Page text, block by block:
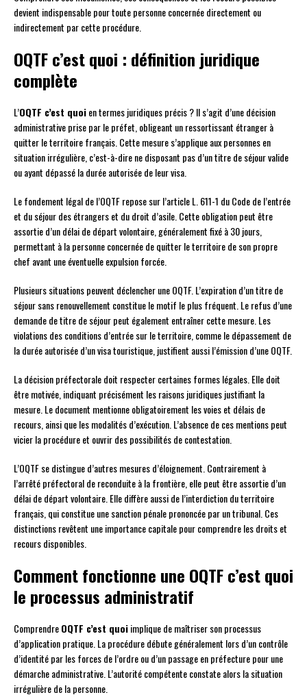
devient indispensable pour toute personne concernée directement ou
indirectement par cette procédure.
OQTF c’est quoi : définition juridique
complète
L’OQTF c’est quoien termes juridiques précis ? Il s’agit d’une décision
administrative prise par le préfet, obligeant un ressortissant étranger à
quitter le territoire français. Cette mesure s’applique aux personnes en
situation irrégulière, c’est-à-dire ne disposant pas d’un titre de séjour valide
ou ayant dépassé la durée autorisée de leur visa.
Le fondement légal de l’OQTF repose sur l’article L. 611-1 du Code de l’entrée
et du séjour des étrangers et du droit d’asile. Cette obligation peut être
assortie d’un délai de départ volontaire, généralement fixé à 30 jours,
permettant à la personne concernée de quitter le territoire de son propre
chef avant une éventuelle expulsion forcée.
Plusieurs situations peuvent déclencher une OQTF. L’expiration d’un titre de
séjour sans renouvellement constitue le motif le plus fréquent. Le refus d’une
demande de titre de séjour peut également entraîner cette mesure. Les
violations des conditions d’entrée sur le territoire, comme le dépassement de
la durée autorisée d’un visa touristique, justifient aussi l’émission d’une OQTF.
La décision préfectorale doit respecter certaines formes légales. Elle doit
être motivée, indiquant précisément les raisons juridiques justifiant la
mesure. Le document mentionne obligatoirement les voies et délais de
recours, ainsi que les modalités d’exécution. L’absence de ces mentions peut
vicier la procédure et ouvrir des possibilités de contestation.
L’OQTF se distingue d’autres mesures d’éloignement. Contrairement à
l’arrêté préfectoral de reconduite à la frontière, elle peut être assortie d’un
délai de départ volontaire. Elle diffère aussi de l’interdiction du territoire
français, qui constitue une sanction pénale prononcée par un tribunal. Ces
distinctions revêtent une importance capitale pour comprendre les droits et
recours disponibles.
Comment fonctionne une OQTF c’est quoi
le processus administratif
ComprendreOQTF c’est quoiimplique de maîtriser son processus
d’application pratique. La procédure débute généralement lors d’un contrôle
d’identité par les forces de l’ordre ou d’un passage en préfecture pour une
démarche administrative. L’autorité compétente constate alors la situation
irrégulière de la personne.